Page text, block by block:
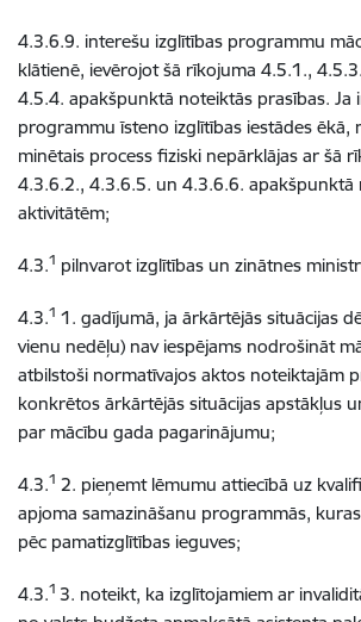
4.3.6.9. interešu izglītības programmu
klātienē, ievērojot šā rīkojuma 4.5.1.,
4.5.4. apakšpunktā noteiktās prasības. Ja
programmu īsteno izglītības iestādes ēkā,
minētais process fiziski nepārklājas ar šā
4.3.6.2., 4.3.6.5. un 4.3.6.6. apakšpunktā
aktivitātēm;
4.3.1 pilnvarot izglītības un zinātnes
4.3.1 1. gadījumā, ja ārkārtējās situācijas
vienu nedēļu) nav iespējams nodrošināt
atbilstoši normatīvajos aktos noteiktajām
konkrētos ārkārtējās situācijas apstākļus
par mācību gada pagarinājumu;
4.3.1 2. pieņemt lēmumu attiecībā uz
apjoma samazināšanu programmās,
pēc pamatizglītības ieguves;
4.3.1 3. noteikt, ka izglītojamiem ar